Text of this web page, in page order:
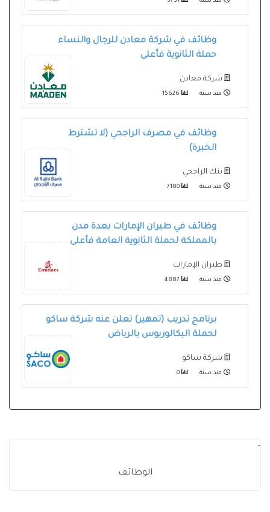
وظائف في شركة معادن للرجال والنساء
حملة الثانوية فأعلى
شركة معادن
منذ سنة
وظائف في مصرف الراجحي (لا تشترط
الخبرة)
بنك الراجحي
منذ سنة
وظائف في طيران الإمارات بعدة مدن
بالمملكة لحملة الثانوية العامة فأعلى
طيران الإمارات
منذ سنة
برنامج تدريب (تمهير) تعلن عنه شركة ساكو
لحملة البكالوريوس بالرياض
شركة ساكو
منذ سنة
-
الوظائف